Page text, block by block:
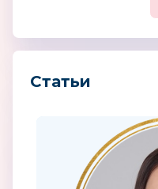
Статьи